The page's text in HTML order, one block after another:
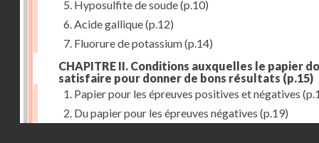
5. Hyposulfite de soude(p.10)
6. Acide gallique(p.12)
7. Fluorure de potassium(p.14)
CHAPITRE II. Conditions auxquelles le papier
satisfaire pour donner de bons résultats (p.15)
1. Papier pour les épreuves positives et négatives
2. Du papier pour les épreuves négatives (p.19)